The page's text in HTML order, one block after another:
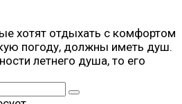
хотят отдыхать с комфортом
погоду, должны иметь душ.
летнего душа, то его